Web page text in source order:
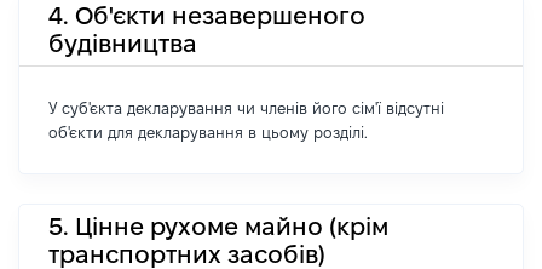
4. Об'єкти незавершеного
будівництва
У суб'єкта декларування чи членів його сім'ї відсутні
об'єкти для декларування в цьому розділі.
5. Цінне рухоме майно (крім
транспортних засобів)